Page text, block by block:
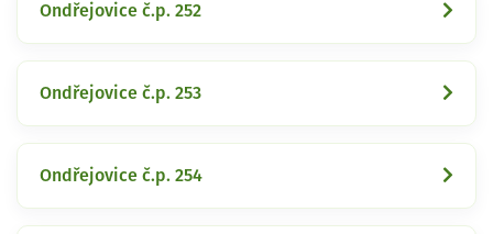
Ondřejovice č.p. 252
Ondřejovice č.p. 253
Ondřejovice č.p. 254